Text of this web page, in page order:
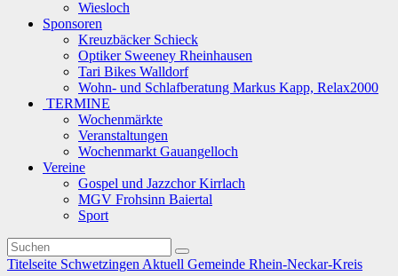
Wiesloch
Sponsoren
Kreuzbäcker Schieck
Optiker Sweeney Rheinhausen
Tari Bikes Walldorf
Wohn- und Schlafberatung Markus Kapp, Relax2000
TERMINE
Wochenmärkte
Veranstaltungen
Wochenmarkt Gauangelloch
Vereine
Gospel und Jazzchor Kirrlach
MGV Frohsinn Baiertal
Sport
Titelseite Schwetzingen Aktuell Gemeinde Rhein-Neckar-Kreis